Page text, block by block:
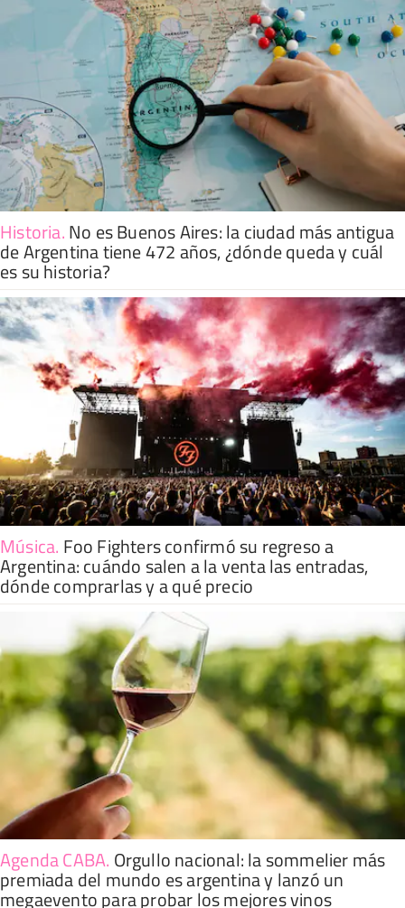
Historia.No es Buenos Aires: la ciudad más antigua
de Argentina tiene 472 años, ¿dónde queda y cuál
es su historia?
Música. Foo Fighters confirmó su regreso a
Argentina: cuándo salen a la venta las entradas,
dónde comprarlas y a qué precio
Agenda CABA. Orgullo nacional: la sommelier más
premiada del mundo es argentina y lanzó un
megaevento para probar los mejores vinos